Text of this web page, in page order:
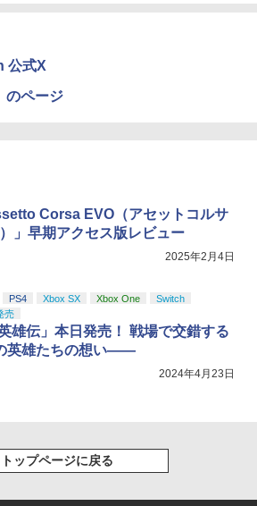
ニンテンドープリペイド番号 5000円|オ
￥11,849
【純正品】DualSense ワイヤレスコン
￥10,737
【純正品】Xbox 充電式バッテリー + US
【国内正規品】Thrustmaster スラスト
マスター TH8S シフター - PC、PS4、P
S5、PS5 Pro、Xbox One、Xbox Serie
￥14,141
(オリジナル特典:オリジナル巾着＋メー
カー特典:【坤と離】二振りの剣、十翼よ
り来たる！スタジオ描き下ろしイラスト
ボード付) [Blu-ray]
窩座再来 完全生産限定版 [Blu-ray]
『映画 ラブライブ！蓮ノ空女学院スクー
ルアイドルクラブ Bloom Garden Part
y』Blu-ray（特装限定版）
公式X
のページ
Corsa EVO（アセットコルサ
」早期アクセス版レビュー
2025年2月4日
PS4 Xbox SX Xbox One
Switch
売
英雄伝」本日発売！ 戦場で交錯する
英雄たちの想い――
2024年4月23日
トップページに戻る